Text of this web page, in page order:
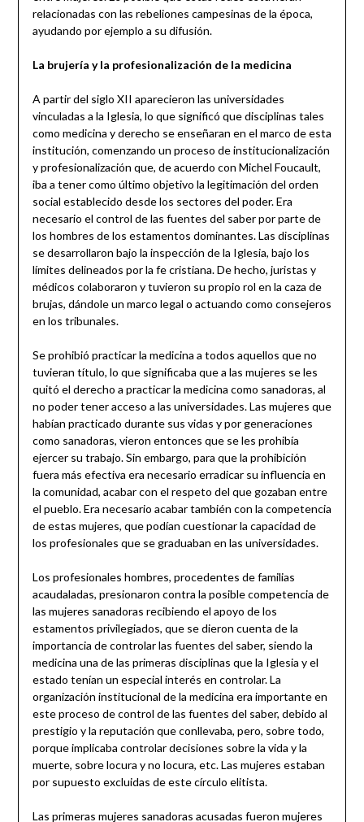
relacionadas con las rebeliones campesinas de la época,
ayudando por ejemplo a su difusión.
La brujería y la profesionalización de la medicina
A partir del siglo XII aparecieron las universidades
vinculadas a la Iglesia, lo que significó que disciplinas tales
como medicina y derecho se enseñaran en el marco de esta
institución, comenzando un proceso de institucionalización
y profesionalización que, de acuerdo con Michel Foucault,
iba a tener como último objetivo la legitimación del orden
social establecido desde los sectores del poder. Era
necesario el control de las fuentes del saber por parte de
los hombres de los estamentos dominantes. Las disciplinas
se desarrollaron bajo la inspección de la Iglesia, bajo los
límites delineados por la fe cristiana. De hecho, juristas y
médicos colaboraron y tuvieron su propio rol en la caza de
brujas, dándole un marco legal o actuando como consejeros
en los tribunales.
Se prohibió practicar la medicina a todos aquellos que no
tuvieran título, lo que significaba que a las mujeres se les
quitó el derecho a practicar la medicina como sanadoras, al
no poder tener acceso a las universidades. Las mujeres que
habían practicado durante sus vidas y por generaciones
como sanadoras, vieron entonces que se les prohibía
ejercer su trabajo. Sin embargo, para que la prohibición
fuera más efectiva era necesario erradicar su influencia en
la comunidad, acabar con el respeto del que gozaban entre
el pueblo. Era necesario acabar también con la competencia
de estas mujeres, que podían cuestionar la capacidad de
los profesionales que se graduaban en las universidades.
Los profesionales hombres, procedentes de familias
acaudaladas, presionaron contra la posible competencia de
las mujeres sanadoras recibiendo el apoyo de los
estamentos privilegiados, que se dieron cuenta de la
importancia de controlar las fuentes del saber, siendo la
medicina una de las primeras disciplinas que la Iglesia y el
estado tenían un especial interés en controlar. La
organización institucional de la medicina era importante en
este proceso de control de las fuentes del saber, debido al
prestigio y la reputación que conllevaba, pero, sobre todo,
porque implicaba controlar decisiones sobre la vida y la
muerte, sobre locura y no locura, etc. Las mujeres estaban
por supuesto excluidas de este círculo elitista.
Las primeras mujeres sanadoras acusadas fueron mujeres